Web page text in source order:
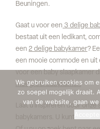
Beuningen.
Gaat u voor een 3 delige
bestaat uit een ledikant,
een 2 delige babykamer?
een mooie commode en uit
voor een baby slaapkamer
meegroei babykamer.
Laat u inspireren door
babykamers. U kunt hier in
We gebruiken cookies om
zo soepel mogelijk draait.
van de website, gaan